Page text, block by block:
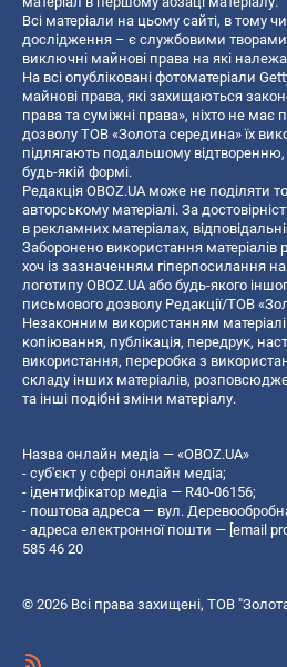
Всі матеріали на цьому сайті, в тому
дослідження – є службовими творами
виключні майнові права на які
На всі опубліковані фотоматеріали
майнові права, які захищаються
права та суміжні права», ніхто не має
дозволу ТОВ «Золота середина» їх
підлягають подальшому
будь-якій формі.
Редакція OBOZ.UA може не поділяти
авторському матеріалі. За
в рекламних матеріалах,
Заборонено використання матеріалів
хоч із зазначенням гіперпосилання на
логотипу OBOZ.UA або будь-якого
письмового дозволу Редакції/ТОВ
Незаконним використанням
копiювання, публiкацiя, передрук,
використання, переробка з
складу інших матеріалів,
та інші подібні зміни матеріалу.
Назва онлайн медіа — «OBOZ.UA»
- суб'єкт у сфері онлайн медіа;
- ідентифікатор медіа — R40-06156;
- поштова адреса — вул.
- адреса електронної пошти — [email
585 46 20
© 2026 Всі права захищені, ТОВ